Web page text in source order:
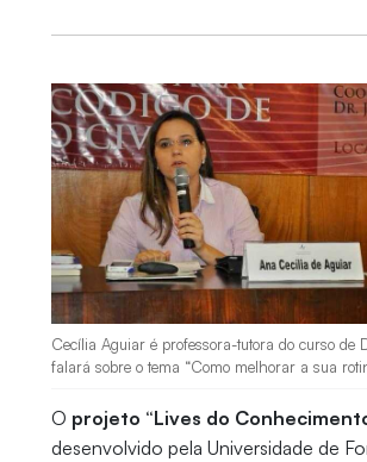
Cecília Aguiar é professora-tutora do curso de
falará sobre o tema “Como melhorar a sua
O projeto “Lives do
desenvolvido pela Universidade de